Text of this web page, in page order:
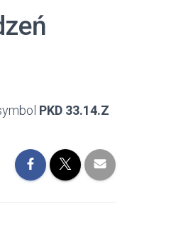
PKD 33.14.Z